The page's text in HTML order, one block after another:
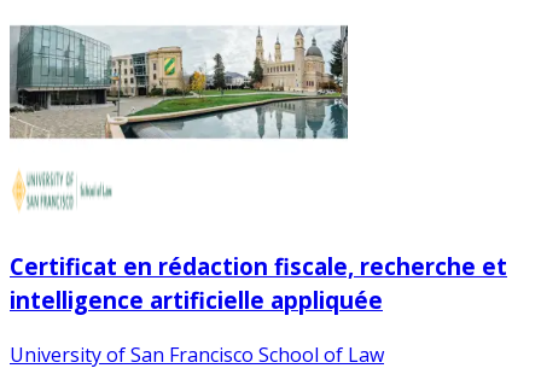
Certificat en rédaction fiscale, recherche et
intelligence artificielle appliquée
University of San Francisco School of Law